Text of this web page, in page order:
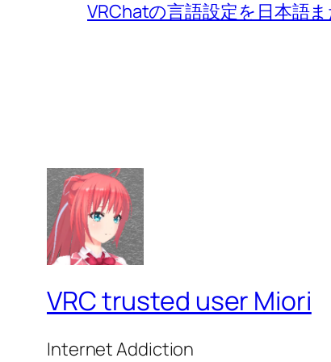
VRChatの言語設定を日本語
VRC trusted user Miori
Internet Addiction